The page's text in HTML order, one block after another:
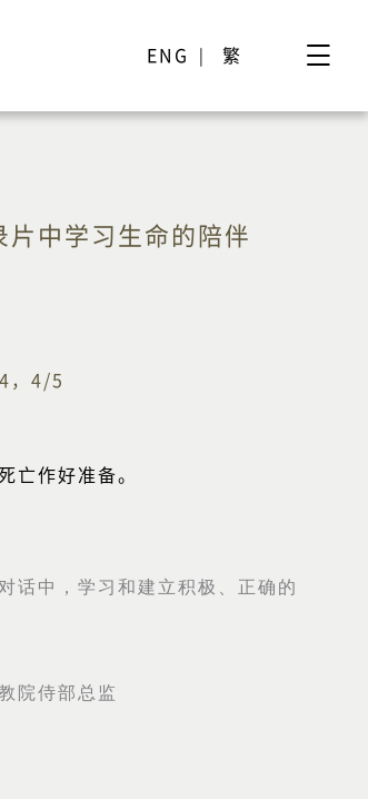
ENG 繁
片中学习生命的陪伴
，4/5
亡作好准备。
话中，学习和建立积极、正确的
院侍部总监